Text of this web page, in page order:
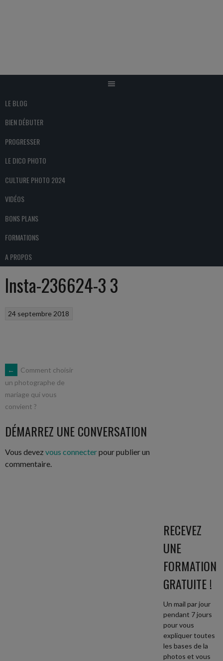
LE BLOG
BIEN DÉBUTER
PROGRESSER
LE DICO PHOTO
CULTURE PHOTO 2024
VIDÉOS
BONS PLANS
FORMATIONS
A PROPOS
Insta-236624-3 3
24 septembre 2018
NAVIGATION
DES
ARTICLES
←
Comment choisir
un photographe de
mariage qui vous
convient ?
DÉMARREZ UNE CONVERSATION
Vous devez vous connecterpour publier un
commentaire.
RECEVEZ
UNE
FORMATION
GRATUITE !
Un mail par jour
pendant 7 jours
pour vous
expliquer toutes
les bases de la
photos et vous